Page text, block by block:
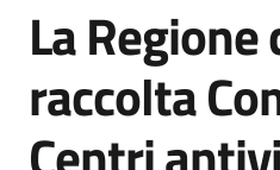
Servizi
Leggi
Atti
Bandi
La
raccolta